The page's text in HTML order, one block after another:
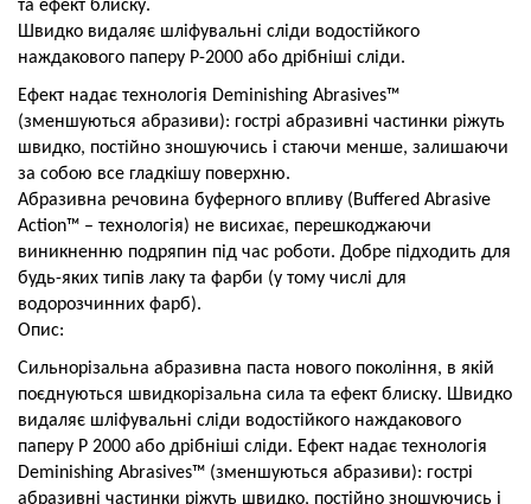
та ефект блиску.
Швидко видаляє шліфувальні сліди водостійкого
наждакового паперу Р-2000 або дрібніші сліди.
Ефект надає технологія Deminishing Abrasives™
(зменшуються абразиви): гострі абразивні частинки ріжуть
швидко, постійно зношуючись і стаючи менше, залишаючи
за собою все гладкішу поверхню.
Абразивна речовина буферного впливу (Buffered Abrasive
Action™ – технологія) не висихає, перешкоджаючи
виникненню подряпин під час роботи. Добре підходить для
будь-яких типів лаку та фарби (у тому числі для
водорозчинних фарб).
Опис:
Сильнорізальна абразивна паста нового покоління, в якій
поєднуються швидкорізальна сила та ефект блиску. Швидко
видаляє шліфувальні сліди водостійкого наждакового
паперу Р 2000 або дрібніші сліди. Ефект надає технологія
Deminishing Abrasives™ (зменшуються абразиви): гострі
абразивні частинки ріжуть швидко, постійно зношуючись і